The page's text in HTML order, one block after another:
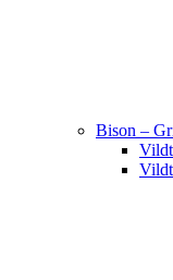
Bison –